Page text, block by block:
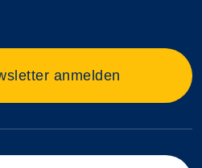
anmelden